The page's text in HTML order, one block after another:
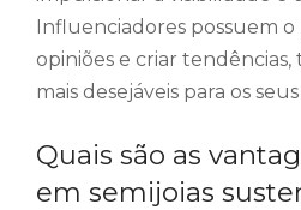
Influenciadores possuem
opiniões e criar
mais desejáveis para os
Quais são as
em semijoias